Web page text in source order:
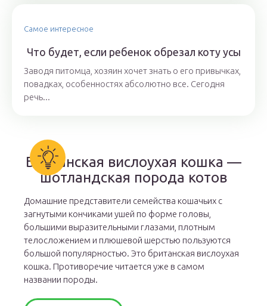
Самое интересное
Что будет, если ребенок обрезал коту усы
Заводя питомца, хозяин хочет знать о его привычках,
повадках, особенностях абсолютно все. Сегодня
речь...
Британская вислоухая кошка —
шотландская порода котов
Домашние представители семейства кошачьих с
загнутыми кончиками ушей по форме головы,
большими выразительными глазами, плотным
телосложением и плюшевой шерстью пользуются
большой популярностью. Это британская вислоухая
кошка. Противоречие читается уже в самом
названии породы.